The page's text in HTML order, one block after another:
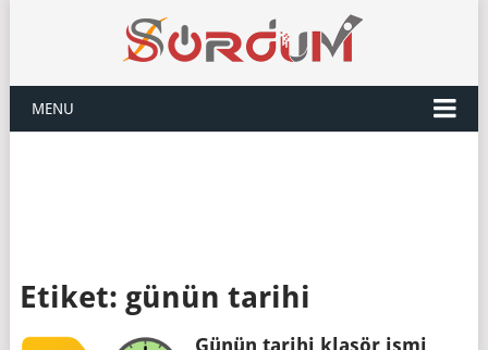
MENU
Etiket: günün tarihi
Günün tarihi klasör ismi